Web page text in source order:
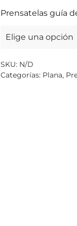
Prensatelas guía
SKU: N/D
Categorías: Plana,